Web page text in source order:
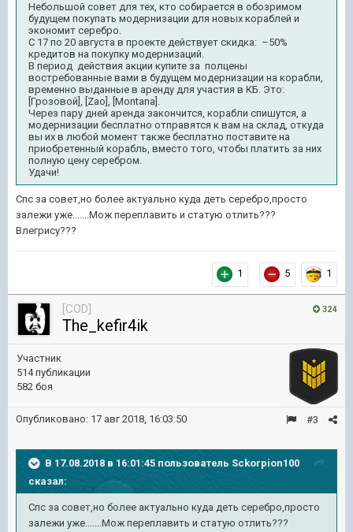
Небольшой совет для тех, кто собирается в обозримом
будущем покупать модернизации для новых кораблей и
экономит серебро.
С 17 по 20 августа в проекте действует скидка: –50%
кредитов на покупку модернизаций.
В период действия акции купите за полцены
востребованные вами в будущем модернизации на корабли,
временно выданные в аренду для участия в КБ. Это:
[Грозовой], [ Zao ], [ Montana ].
Через пару дней аренда закончится, корабли спишутся, а
модернизации бесплатно отправятся к вам на склад, откуда
вы их в любой момент также бесплатно поставите на
приобретенный корабль, вместо того, чтобы платить за них
полную цену серебром.
Удачи!
Спс за совет,но более актуально куда деть серебро,просто
залежи уже.......Мож переплавить и статую отлить???
Влегрису???
1 5 1
324
[COD]
The_kefir4ik
Участник
514 публикации
582 боя
#3
Опубликовано: 17 авг 2018, 16:03:50
В 17.08.2018 в 16:01:45 пользователь Sckorpion100
сказал:
Спс за совет,но более актуально куда деть серебро,просто
залежи уже.......Мож переплавить и статую отлить???